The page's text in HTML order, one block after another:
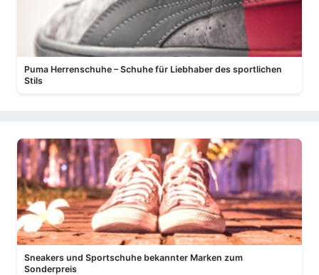
Puma Herrenschuhe – Schuhe für Liebhaber des sportlichen
Stils
Sneakers und Sportschuhe bekannter Marken zum
Sonderpreis